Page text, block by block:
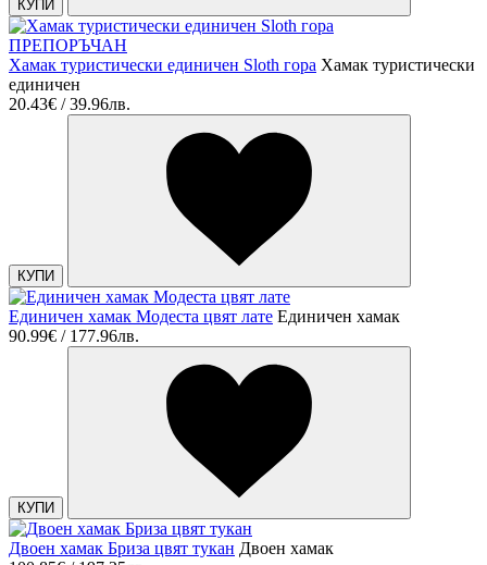
КУПИ
ПРЕПОРЪЧАН
Хамак туристически единичен Sloth гора Хамак туристически
единичен
20.43€ / 39.96лв.
КУПИ
Единичен хамак Модеста цвят лате Единичен хамак
90.99€ / 177.96лв.
КУПИ
Двоен хамак Бриза цвят тукан Двоен хамак